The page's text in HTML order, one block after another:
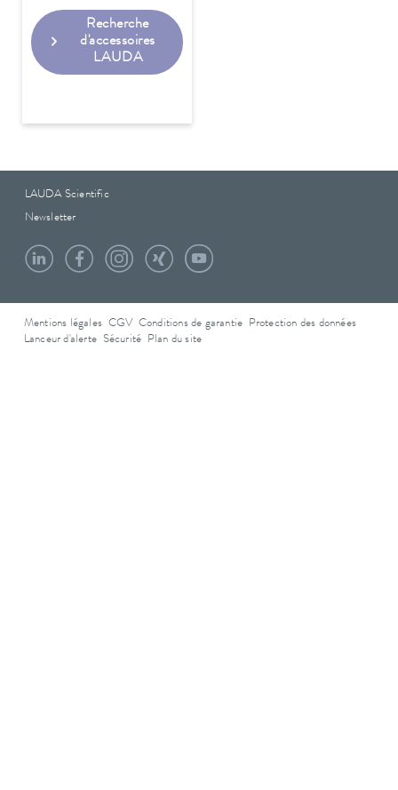
Recherche
d'accessoires
LAUDA
LAUDA Scientific
Newsletter
Mentions légales CGV Conditions de garantie
Protection des données
Lanceur d'alerte Sécurité Plan du site